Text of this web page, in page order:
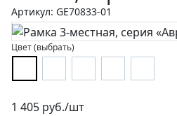
Артикул: GE70833-01
Цвет (выбрать)
1 405 руб./шт